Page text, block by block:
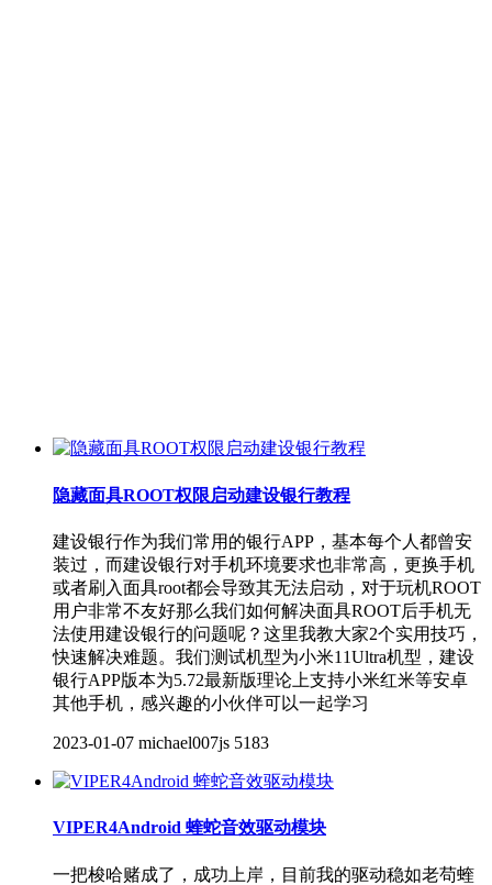
隐藏面具ROOT权限启动建设银行教程
建设银行作为我们常用的银行APP，基本每个人都曾安
装过，而建设银行对手机环境要求也非常高，更换手机
或者刷入面具root都会导致其无法启动，对于玩机ROOT
用户非常不友好那么我们如何解决面具ROOT后手机无
法使用建设银行的问题呢？这里我教大家2个实用技巧，
快速解决难题。我们测试机型为小米11Ultra机型，建设
银行APP版本为5.72最新版理论上支持小米红米等安卓
其他手机，感兴趣的小伙伴可以一起学习
2023-01-07 michael007js 5183
VIPER4Android 蝰蛇音效驱动模块
一把梭哈赌成了，成功上岸，目前我的驱动稳如老苟蝰